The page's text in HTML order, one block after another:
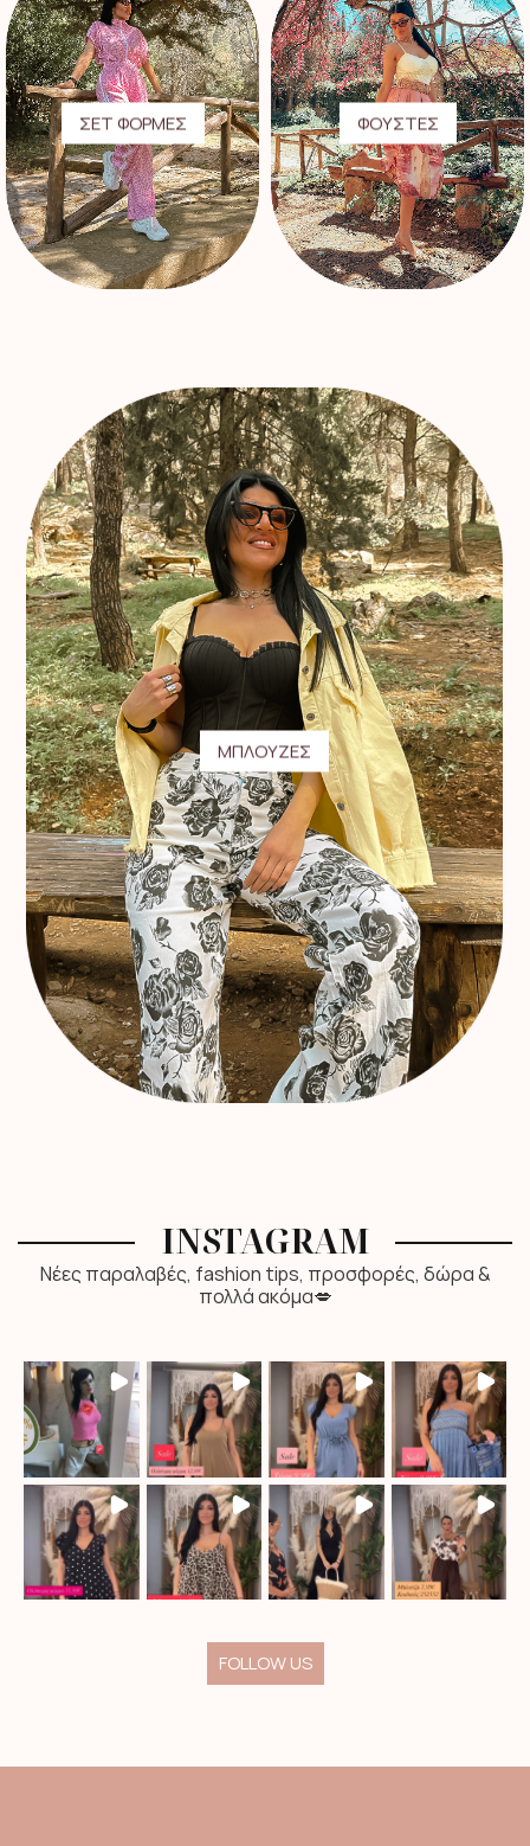
ΣΕΤ ΦΟΡΜΕΣ ΦΟΥΣΤΕΣ
ΜΠΛΟΥΖΕΣ
INSTAGRAM
Νέες παραλαβές, fashion tips, προσφορές, δώρα &
πολλά ακόμα💋
FOLLOW US